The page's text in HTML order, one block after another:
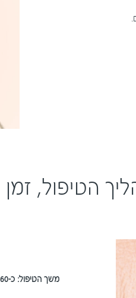
הטיפול, זמן
משך הטיפול: כ-60 דקות.